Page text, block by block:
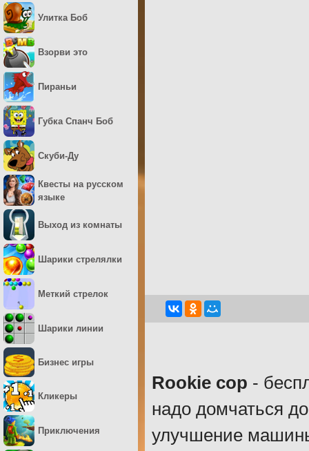
Rookie cop -
надо домчаться
улучшение
Улитка Боб
Взорви это
Пираньи
Губка Спанч Боб
Скуби-Ду
Квесты на русском
языке
Выход из комнаты
Шарики стрелялки
Меткий стрелок
Шарики линии
Бизнес игры
Кликеры
Приключения